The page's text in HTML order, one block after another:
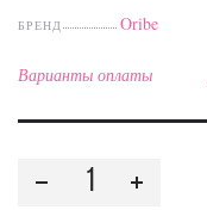
БРЕНД Oribe
Варианты оплаты